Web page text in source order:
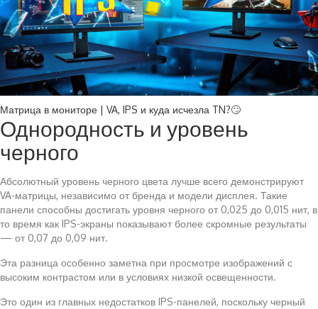
Матрица в мониторе | VA, IPS и куда исчезла TN?🙄
Однородность и уровень
черного
Абсолютный уровень черного цвета лучше всего демонстрируют
VA-матрицы, независимо от бренда и модели дисплея. Такие
панели способны достигать уровня черного от 0,025 до 0,015 нит, в
то время как IPS-экраны показывают более скромные результаты
— от 0,07 до 0,09 нит.
Эта разница особенно заметна при просмотре изображений с
высоким контрастом или в условиях низкой освещенности.
Это один из главных недостатков IPS-панелей, поскольку черный